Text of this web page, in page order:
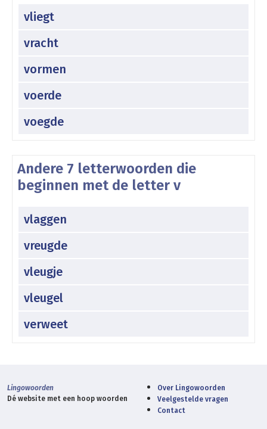
vliegt
vracht
vormen
voerde
voegde
Andere 7 letterwoorden die
beginnen met de letter v
vlaggen
vreugde
vleugje
vleugel
verweet
Lingowoorden
Dé website met een hoop woorden
Over Lingowoorden
Veelgestelde vragen
Contact